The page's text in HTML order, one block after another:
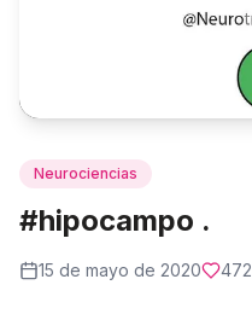
Neurociencias
#hipocampo .
15 de mayo de 2020 472